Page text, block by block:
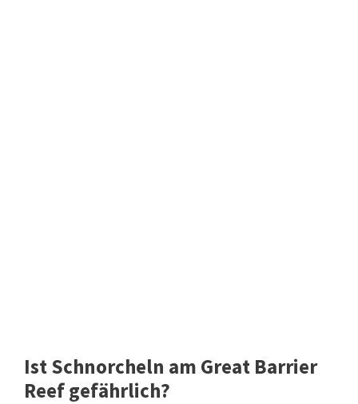
Ist Schnorcheln am Great Barrier
Reef gefährlich?